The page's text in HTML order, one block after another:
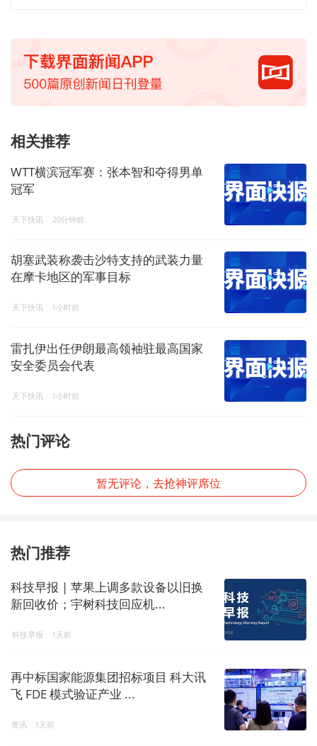
相关推荐
WTT横滨冠军赛：张本智和夺得男单
冠军
天下快讯 20分钟前
胡塞武装称袭击沙特支持的武装力量
在摩卡地区的军事目标
天下快讯 1小时前
雷扎伊出任伊朗最高领袖驻最高国家
安全委员会代表
天下快讯 1小时前
热门评论
暂无评论，去抢神评席位
热门推荐
科技早报 | 苹果上调多款设备以旧换
新回收价；宇树科技回应机...
科技早报 1天前
再中标国家能源集团招标项目 科大讯
飞 FDE 模式验证产业 ...
资讯 1天前